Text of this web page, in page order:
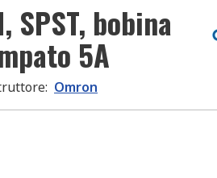
SPST, bobina
5A
: Omron